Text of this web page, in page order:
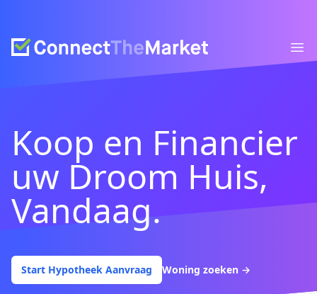
Connect The Market
Koop en Financier
uw Droom Huis,
Vandaag.
Start Hypotheek Aanvraag Woning zoeken →